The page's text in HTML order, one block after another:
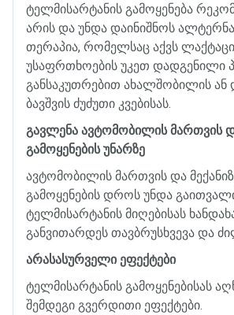
ტელმისარტანის გამოყენება
არის და უნდა დაინიშნოს
თერაპია, რომელსაც აქვს
უსაფრთხოების უკეთ დადგენილი
განსაკუთრებით ახალშობილის ან
ბავშვის ძუძუთი კვებისას.
გავლენა ავტომობილის მართვის
გამოყენების უნარზე
ავტომობილის მართვის და
გამოყენების დროს უნდა
ტელმისარტანის მიღებისას
განვითარდეს თავბრუსხვევა და
არასასურველი ეფექტები
ტელმისარტანის გამოყენებისას
შემდეგი გვერდითი ეფექტები.